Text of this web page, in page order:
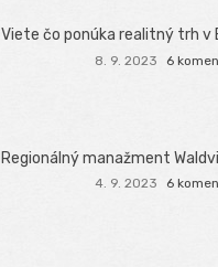
Viete čo ponúka realitný trh v
8. 9. 2023 6
Regionálný manažment
4. 9. 2023 6